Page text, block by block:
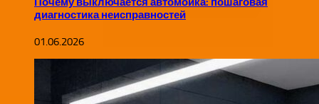
диагностика неисправностей
01.06.2026